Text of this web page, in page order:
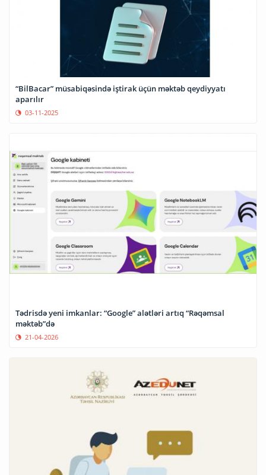
“BilBacar” müsabiqəsində iştirak üçün məktəb qeydiyyatı
aparılır
03-11-2025
Tədrisdə yeni imkanlar: “Google” alətləri artıq “Rəqəmsal
məktəb”də
21-04-2026